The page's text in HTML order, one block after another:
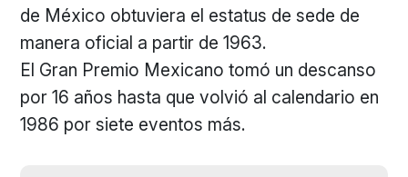
de México obtuviera el estatus de sede de
manera oficial a partir de 1963.
El Gran Premio Mexicano tomó un descanso
por 16 años hasta que volvió al calendario en
1986 por siete eventos más.